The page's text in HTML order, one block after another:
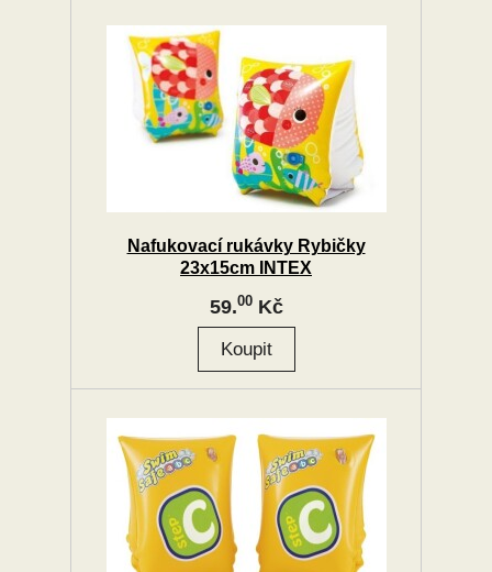
Nafukovací rukávky Rybičky
23x15cm INTEX
59.00Kč